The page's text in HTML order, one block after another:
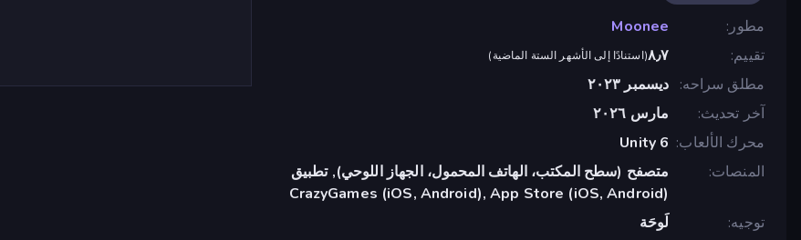
مطور
Moonee
تقييم
٨٫٧(استنادًا إلى الأشهر الستة الماضية)
مطلق سراحه
ديسمبر ٢٠٢٣
آخر تحديث
مارس ٢٠٢٦
محرك الألعاب Unity 6
المنصات
متصفح (سطح المكتب، الهاتف المحمول، الجهاز اللوحي), تطبيق
CrazyGames (iOS, Android), App Store (iOS, Android)
توجيه
لَوحَة